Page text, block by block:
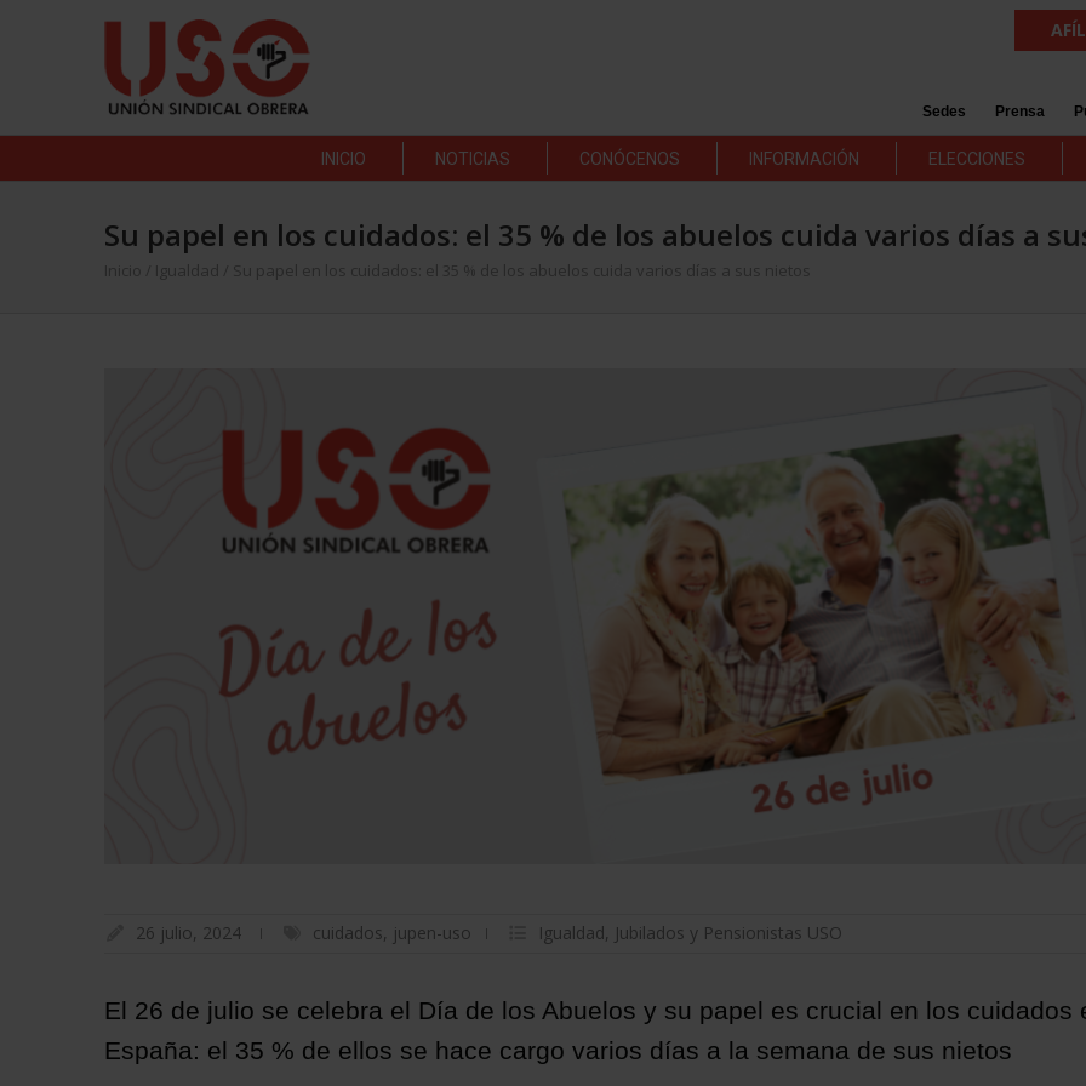
Sedes Prensa
INICIO NOTICIAS CONÓCENOS INFORMACIÓN ELECCIONES
Su papel en los cuidados: el 35 % de los abuelos cuida varios días a
Inicio Igualdad Su papel en los cuidados: el 35 % de los abuelos cuida varios días a sus nietos
26 julio, 2024 cuidados, jupen-uso Igualdad, Jubilados y Pensionistas USO
El 26 de julio se celebra el Día de los Abuelos y su papel es crucial en los cuidados
España: el 35 % de ellos se hace cargo varios días a la semana de sus nietos